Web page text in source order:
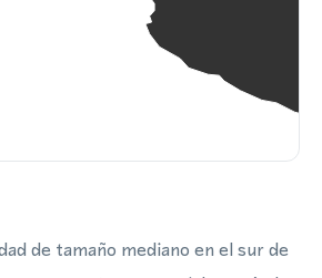
de tamaño mediano en el sur de